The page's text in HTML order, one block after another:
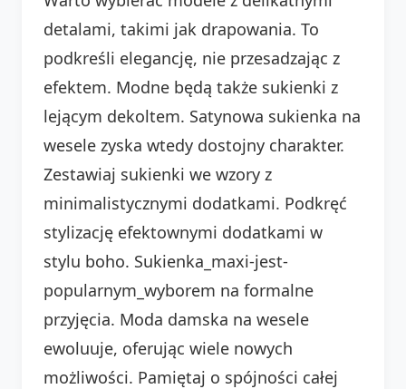
detalami, takimi jak drapowania. To
podkreśli elegancję, nie przesadzając z
efektem. Modne będą także sukienki z
lejącym dekoltem. Satynowa sukienka na
wesele zyska wtedy dostojny charakter.
Zestawiaj sukienki we wzory z
minimalistycznymi dodatkami. Podkręć
stylizację efektownymi dodatkami w
stylu boho. Sukienka_maxi-jest-
popularnym_wyborem na formalne
przyjęcia. Moda damska na wesele
ewoluuje, oferując wiele nowych
możliwości. Pamiętaj o spójności całej